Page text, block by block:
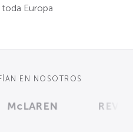
Europa
EN NOSOTROS
REVLON